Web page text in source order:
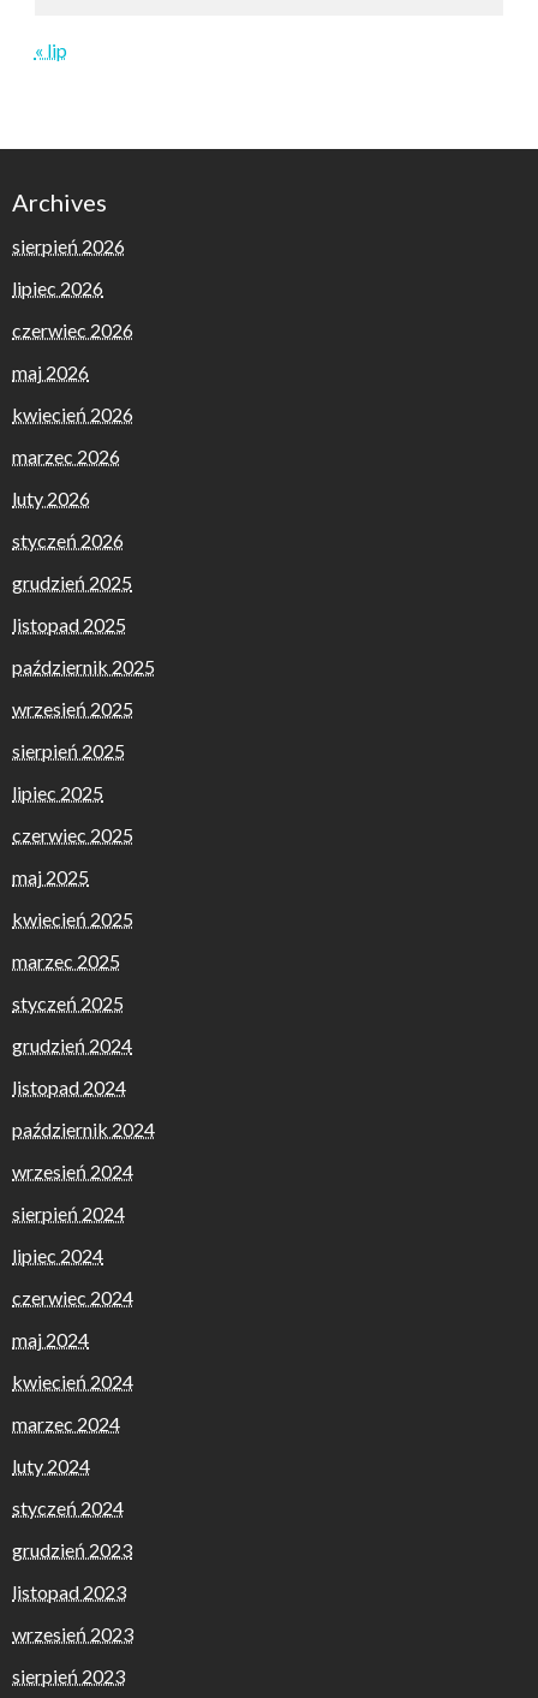
« lip
Archives
sierpień 2026
lipiec 2026
czerwiec 2026
maj 2026
kwiecień 2026
marzec 2026
luty 2026
styczeń 2026
grudzień 2025
listopad 2025
październik 2025
wrzesień 2025
sierpień 2025
lipiec 2025
czerwiec 2025
maj 2025
kwiecień 2025
marzec 2025
styczeń 2025
grudzień 2024
listopad 2024
październik 2024
wrzesień 2024
sierpień 2024
lipiec 2024
czerwiec 2024
maj 2024
kwiecień 2024
marzec 2024
luty 2024
styczeń 2024
grudzień 2023
listopad 2023
wrzesień 2023
sierpień 2023